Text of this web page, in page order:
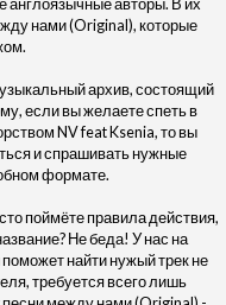
англоязычные авторы. В их
нами (Original), которые
архив, состоящий
если вы желаете спеть в
NV feat Ksenia, то вы
и спрашивать нужные
формате.
поймёте правила действия,
Не беда! У нас на
найти нужый трек не
требуется всего лишь